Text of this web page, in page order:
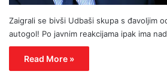
Zaigrali se bivši Udbaši skupa s đavoljim
autogol! Po javnim reakcijama ipak ima
Read More »